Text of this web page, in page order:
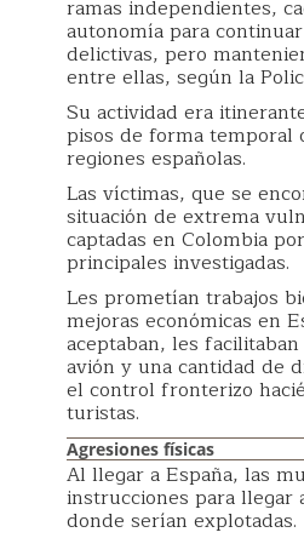
ramas independientes,
autonomía para
delictivas, pero
entre ellas, según la
Su actividad era
pisos de forma temporal
regiones españolas.
Las víctimas, que se
situación de extrema
captadas en Colombia
principales investigadas.
Les prometían trabajos
mejoras económicas en
aceptaban, les
avión y una cantidad de
el control fronterizo
turistas.
Agresiones físicas
Al llegar a España, las
instrucciones para llegar
donde serían explotadas.